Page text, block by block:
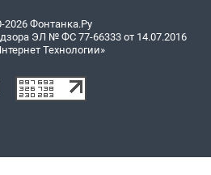
2026 Фонтанка.Ру
ЭЛ № ФС 77-66333 от 14.07.2016
Технологии»